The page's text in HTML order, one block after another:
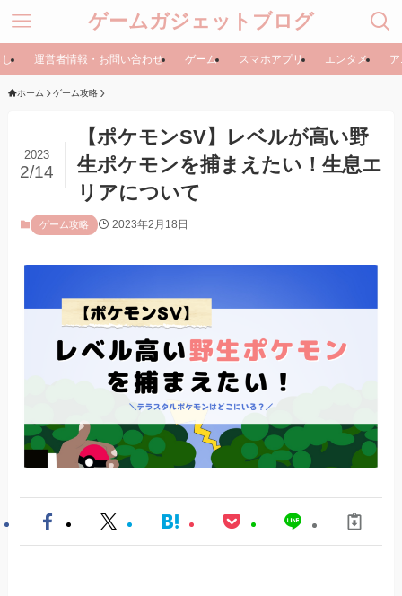
ゲームガジェットブログ
運営者情報・お問い合わせ ゲーム スマホアプリ エンタメ
ホーム ゲーム攻略
【ポケモンSV】レベルが高い野
生ポケモンを捕まえたい！生息エ
リアについて
2023
2/14
ゲーム攻略 2023年2月18日